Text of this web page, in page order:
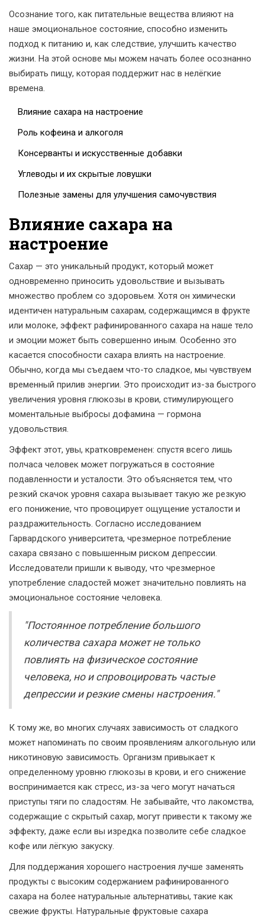
Осознание того, как питательные вещества влияют на
наше эмоциональное состояние, способно изменить
подход к питанию и, как следствие, улучшить качество
жизни. На этой основе мы можем начать более осознанно
выбирать пищу, которая поддержит нас в нелёгкие
времена.
Влияние сахара на настроение
Роль кофеина и алкоголя
Консерванты и искусственные добавки
Углеводы и их скрытые ловушки
Полезные замены для улучшения самочувствия
Влияние сахара на
настроение
Сахар — это уникальный продукт, который может
одновременно приносить удовольствие и вызывать
множество проблем со здоровьем. Хотя он химически
идентичен натуральным сахарам, содержащимся в фрукте
или молоке, эффект рафинированного сахара на наше тело
и эмоции может быть совершенно иным. Особенно это
касается способности сахара влиять на настроение.
Обычно, когда мы съедаем что-то сладкое, мы чувствуем
временный прилив энергии. Это происходит из-за быстрого
увеличения уровня глюкозы в крови, стимулирующего
моментальные выбросы дофамина — гормона
удовольствия.
Эффект этот, увы, кратковременен: спустя всего лишь
полчаса человек может погружаться в состояние
подавленности и усталости. Это объясняется тем, что
резкий скачок уровня сахара вызывает такую же резкую
его понижение, что провоцирует ощущение усталости и
раздражительность. Согласно исследованием
Гарвардского университета, чрезмерное потребление
сахара связано с повышенным риском депрессии.
Исследователи пришли к выводу, что чрезмерное
употребление сладостей может значительно повлиять на
эмоциональное состояние человека.
"Постоянное потребление большого
количества сахара может не только
повлиять на физическое состояние
человека, но и спровоцировать частые
депрессии и резкие смены настроения."
К тому же, во многих случаях зависимость от сладкого
может напоминать по своим проявлениям алкогольную или
никотиновую зависимость. Организм привыкает к
определенному уровню глюкозы в крови, и его снижение
воспринимается как стресс, из-за чего могут начаться
приступы тяги по сладостям. Не забывайте, что лакомства,
содержащие с скрытый сахар, могут привести к такому же
эффекту, даже если вы изредка позволите себе сладкое
кофе или лёгкую закуску.
Для поддержания хорошего настроения лучше заменять
продукты с высоким содержанием рафинированного
сахара на более натуральные альтернативы, такие как
свежие фрукты. Натуральные фруктовые сахара